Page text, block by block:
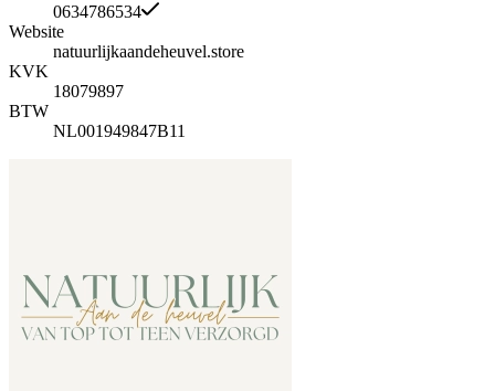
0634786534
Website
natuurlijkaandeheuvel.store
KVK
18079897
BTW
NL001949847B11